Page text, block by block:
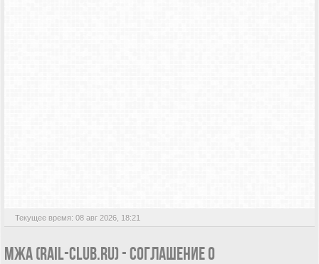
Текущее время: 08 авг 2026, 18:21
МЖА (RAIL-CLUB.RU) - СОГЛАШЕНИЕ О